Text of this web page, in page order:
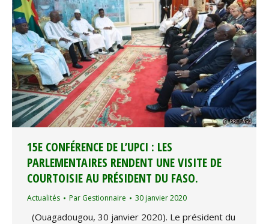
15E CONFÉRENCE DE L’UPCI : LES
PARLEMENTAIRES RENDENT UNE VISITE DE
COURTOISIE AU PRÉSIDENT DU FASO.
Actualités Par Gestionnaire 30 janvier 2020
(Ouagadougou, 30 janvier 2020). Le président du